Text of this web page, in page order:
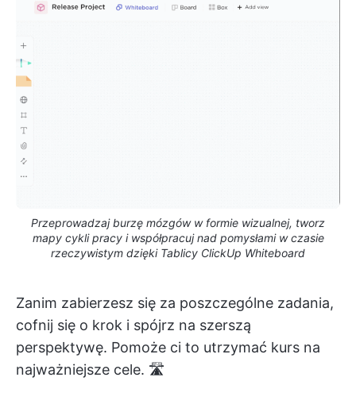
Przeprowadzaj burzę mózgów w formie wizualnej, tworz
mapy cykli pracy i współpracuj nad pomysłami w czasie
rzeczywistym dzięki Tablicy ClickUp Whiteboard
Zanim zabierzesz się za poszczególne zadania,
cofnij się o krok i spójrz na szerszą
perspektywę. Pomoże ci to utrzymać kurs na
najważniejsze cele. 🛣️